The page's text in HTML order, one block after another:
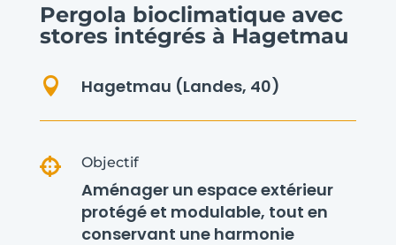
Pergola bioclimatique avec
stores intégrés à Hagetmau
 Hagetmau (Landes, 40)
 Objectif
Aménager un espace extérieur
protégé et modulable, tout en
conservant une harmonie